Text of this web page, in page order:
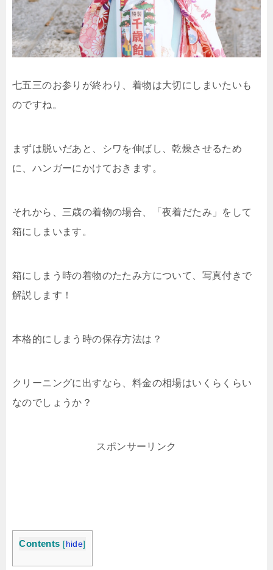
七五三のお参りが終わり、着物は大切にしまいたいも
のですね。
まずは脱いだあと、シワを伸ばし、乾燥させるため
に、ハンガーにかけておきます。
それから、三歳の着物の場合、「夜着だたみ」をして
箱にしまいます。
箱にしまう時の着物のたたみ方について、写真付きで
解説します！
本格的にしまう時の保存方法は？
クリーニングに出すなら、料金の相場はいくらくらい
なのでしょうか？
スポンサーリンク
Contents [ hide]